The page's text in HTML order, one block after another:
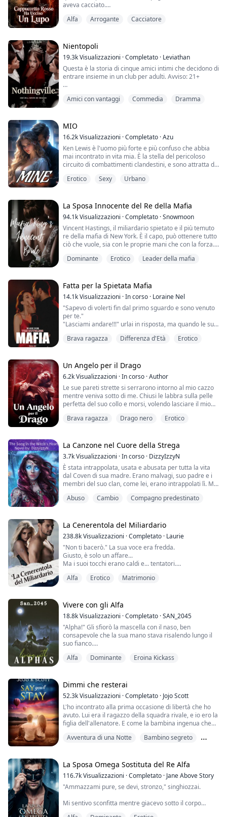
aveva cacciato.
Un padre, tormentato dal dolore del passato, non poté
gli avevano portato via l'amore della sua vita. Lui
combatteva dietro le quinte mentre sua figlia faceva
ciò che lui ...
Alfa Arrogante Cacciatore
Nientopoli
19.3kVisualizzazioni ·Completato · Leviathan
Questa è la storia di cinque amici intimi che decidono di
entrare insieme in un club per adulti. Avviso: 21+
Lucia si sedette sulle ginocchia di Chris dopo aver
confermato che i loro corpi erano ora connessi. Lucia
mosse i fianchi e chiese a Chris di stringerle il seno.
"Oh..." Il sospi...
Amici con vantaggi Commedia Dramma
MIO
16.2kVisualizzazioni ·Completato ·Azu
Ken Lewis è l'uomo più forte e più confuso che abbia
mai incontrato in vita mia. È la stella del pericoloso
circuito di combattimenti clandestini, e sono attratta da
vita. Dimentico chi sono, cosa voglio, con un solo
mio compito ma...
Erotico Sexy Urbano
La Sposa Innocente del Re della Mafia
94.1kVisualizzazioni ·Completato ·Snowmoon
Vincent Hastings, il miliardario spietato e il più temuto
re della mafia di New York. È il capo, può ottenere tutto
ciò che vuole, sia con le proprie mani che con la forza.
giovane di Albert Laurens, uno degli uomini più ricchi di
volontariamen...
Dominante Erotico Leader della mafia
Fatta per la Spietata Mafia
14.1kVisualizzazioni ·In corso · Loraine Nel
"Sapevo di volerti fin dal primo sguardo e sono venuto
per te."
"Lasciami andare!!!" urlai in risposta, ma quando le sue
sfuggì dalle labbra.
percorse la schiena e le cosce. Deglutii forte e annuii.
"Mi piace, papà."
Rapita da un spietato capo della mafia, Nora d...
Brava ragazza Differenza d'Età Erotico
Un Angelo per il Drago
6.2kVisualizzazioni ·In corso ·Author
Le sue pareti strette si serrarono intorno al mio cazzo
mentre veniva sotto di me. Chiusi le labbra sulla pelle
perfetta del suo collo e morsi, volendo lasciare il mio
forte.
Angelo," dissi dolcemente, poi le baciai l'orecchio.
Bella, la figlia dell'Arcangelo della guerra, si innamor...
Brava ragazza Drago nero Erotico
La Canzone nel Cuore della Strega
3.7kVisualizzazioni ·In corso · DizzyIzzyN
È stata intrappolata, usata e abusata per tutta la vita
dal Coven di sua madre. Erano malvagi, suo padre e i
membri del suo clan, come lei, erano intrappolati lì. Mia
doveva essere utile per qualcosa di diverso dall'essere
biblioteca, era pien...
Abuso Cambio Compagno predestinato
La Cenerentola del Miliardario
238.8kVisualizzazioni ·Completato · Laurie
"Non ti bacerò." La sua voce era fredda.
Giusto, è solo un affare...
Ma i suoi tocchi erano caldi e... tentatori.
laurearsi. Era stata abusata e torturata dalla matrigna
Jane e dalla sorellastra Anna. L'unica speranza nella
sua vita era il suo fidanzato, simile a un principe,
Matthew David, che le av...
Alfa Erotico Matrimonio
Vivere con gli Alfa
18.8kVisualizzazioni ·Completato ·SAN_2045
"Alpha!" Gli sfiorò la mascella con il naso, ben
consapevole che la sua mano stava risalendo lungo il
suo fianco.
La sua mano era così ruvida, così grande, e il modo in
"Nessuno ti ha mai toccato così, omega? Sei così
sensibile."
"No, ci hanno provato... ma non gliel'ho... permesso." ...
Alfa Dominante Eroina Kickass
Dimmi che resterai
52.3kVisualizzazioni ·Completato · Jojo Scott
L'ho incontrato alla prima occasione di libertà che ho
avuto. Lui era il ragazzo della squadra rivale, e io ero la
figlia dell'allenatore. E come la bambina ingenua che
macchina.
vialetto di una casa sconosciuta. Non l'avrei fatto se
avessi saputo che sarei rimasta incinta.
Cinque anni dopo, è...
Avventura di una Notte
Bambino segreto
La Sposa Omega Sostituta del Re Alfa
116.7kVisualizzazioni ·Completato · Jane Above Story
"Ammazzami pure, se devi, stronzo," singhiozzai.
Mi sentivo sconfitta mentre giacevo sotto il corpo